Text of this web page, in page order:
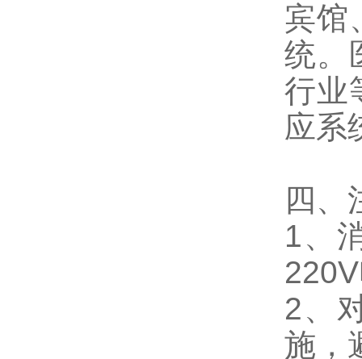
宾馆
统。
行业
应系
四、
1、
2、
施，